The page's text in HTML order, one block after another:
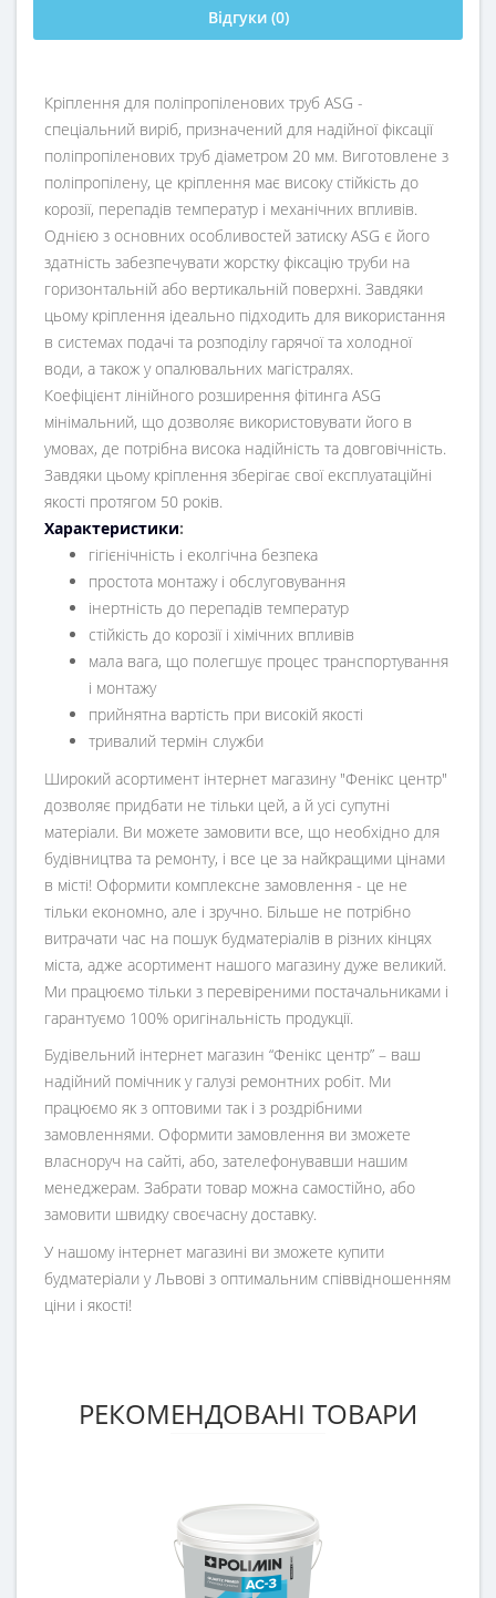
Відгуки (0)
Кріплення для поліпропіленових труб ASG -
спеціальний виріб, призначений для надійної фіксації
поліпропіленових труб діаметром 20 мм. Виготовлене з
поліпропілену, це кріплення має високу стійкість до
корозії, перепадів температур і механічних впливів.
Однією з основних особливостей затиску ASG є його
здатність забезпечувати жорстку фіксацію труби на
горизонтальній або вертикальній поверхні. Завдяки
цьому кріплення ідеально підходить для використання
в системах подачі та розподілу гарячої та холодної
води, а також у опалювальних магістралях.
Коефіцієнт лінійного розширення фітинга ASG
мінімальний, що дозволяє використовувати його в
умовах, де потрібна висока надійність та довговічність.
Завдяки цьому кріплення зберігає свої експлуатаційні
якості протягом 50 років.
Характеристики:
гігієнічність і еколгічна безпека
простота монтажу і обслуговування
інертність до перепадів температур
стійкість до корозії і хімічних впливів
мала вага, що полегшує процес транспортування
і монтажу
прийнятна вартість при високій якості
тривалий термін служби
Широкий асортимент інтернет магазину "Фенікс центр"
дозволяє придбати не тільки цей, а й усі супутні
матеріали. Ви можете замовити все, що необхідно для
будівництва та ремонту, і все це за найкращими цінами
в місті! Оформити комплексне замовлення - це не
тільки економно, але і зручно. Більше не потрібно
витрачати час на пошук будматеріалів в різних кінцях
міста, адже асортимент нашого магазину дуже великий.
Ми працюємо тільки з перевіреними постачальниками і
гарантуємо 100% оригінальність продукції.
Будівельний інтернет магазин “Фенікс центр” – ваш
надійний помічник у галузі ремонтних робіт. Ми
працюємо як з оптовими так і з роздрібними
замовленнями. Оформити замовлення ви зможете
власноруч на сайті, або, зателефонувавши нашим
менеджерам. Забрати товар можна самостійно, або
замовити швидку своєчасну доставку.
У нашому інтернет магазині ви зможете купити
будматеріали у Львові з оптимальним співвідношенням
ціни і якості!
РЕКОМЕНДОВАНІ ТОВАРИ